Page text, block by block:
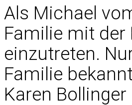
Als Michael
Familie mit
einzutreten.
Familie
Karen